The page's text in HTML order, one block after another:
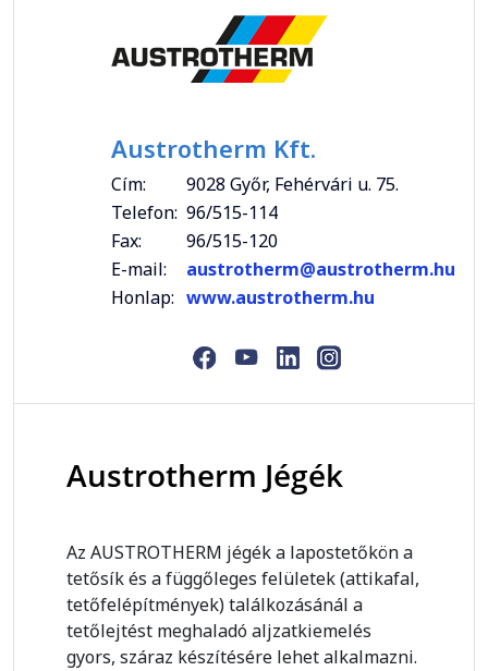
Austrotherm Kft.
Cím:
9028 Győr, Fehérvári u. 75.
Telefon: 96/515-114
Fax:
96/515-120
E-mail:
austrotherm@austrotherm.hu
Honlap: www.austrotherm.hu
Austrotherm Jégék
Az AUSTROTHERM jégék a lapostetőkön a
tetősík és a függőleges felületek (attikafal,
tetőfelépítmények) találkozásánál a
tetőlejtést meghaladó aljzatkiemelés
gyors, száraz készítésére lehet alkalmazni.